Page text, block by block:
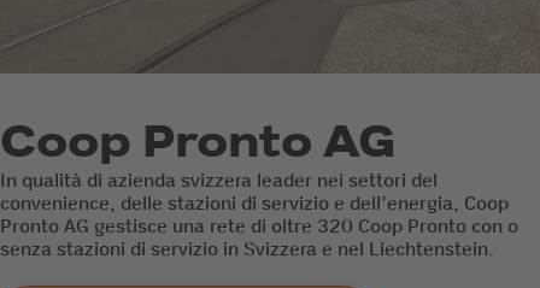
Coop Pronto AG
In qualità di azienda svizzera leader nei settori del
convenience, delle stazioni di servizio e dell’energia, Coop
Pronto AG gestisce una rete di oltre 320 Coop Pronto con o
senza stazioni di servizio in Svizzera e nel Liechtenstein.